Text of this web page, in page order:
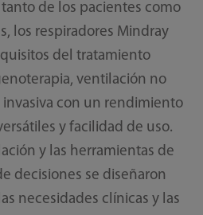
de los pacientes como
los respiradores Mindray
del tratamiento
ventilación no
con un rendimiento
y facilidad de uso.
y las herramientas de
decisiones se diseñaron
necesidades clínicas y las